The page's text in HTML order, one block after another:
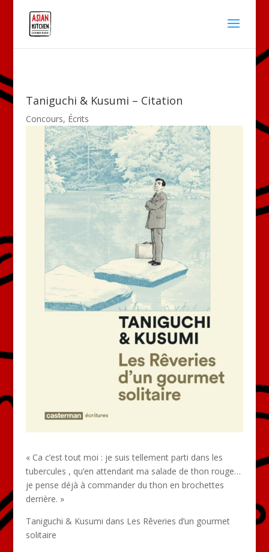
Taniguchi & Kusumi – Citation
Concours, Écrits
« Ca c’est tout moi : je suis tellement parti dans les
tubercules , qu’en attendant ma salade de thon rouge…
je pense déjà à commander du thon en brochettes
derrière. »
Taniguchi & Kusumi dans Les Rêveries d’un gourmet
solitaire